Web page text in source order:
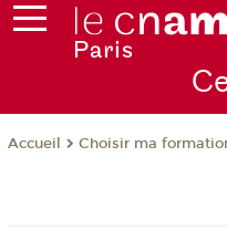
Accueil Choisir ma